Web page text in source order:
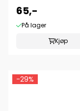
65,-
På lager
Kjøp
-29%